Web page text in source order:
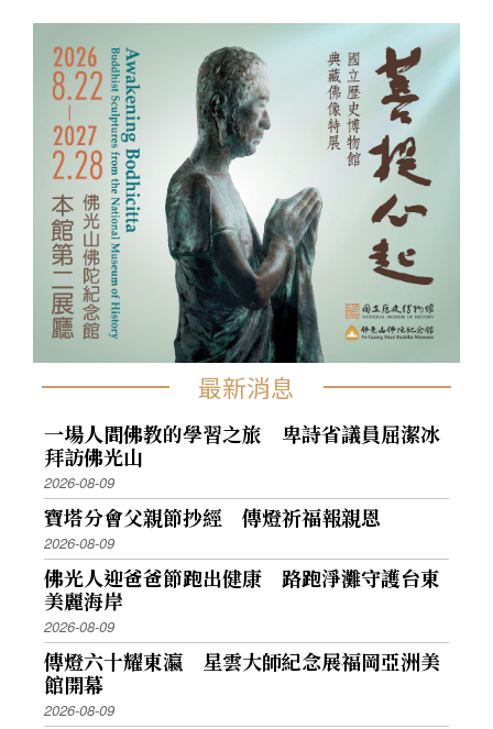
最新消息
一場人間佛教的學習之旅 卑詩省議員屈潔冰
拜訪佛光山
2026-08-09
寶塔分會父親節抄經 傳燈祈福報親恩
2026-08-09
佛光人迎爸爸節跑出健康 路跑淨灘守護台東
美麗海岸
2026-08-09
傳燈六十耀東瀛 星雲大師紀念展福岡亞洲美
館開幕
2026-08-09